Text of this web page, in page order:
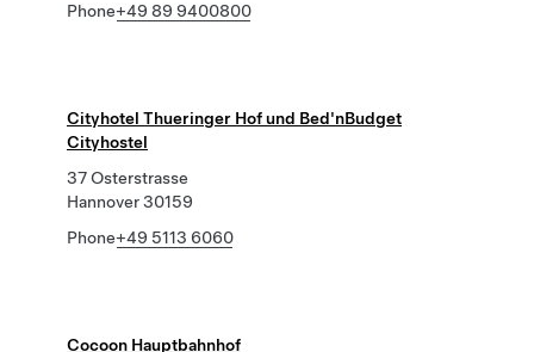
Phone+49 89 9400800
Cityhotel Thueringer Hof und Bed'nBudget
Cityhostel
37 Osterstrasse
Hannover 30159
Phone+49 5113 6060
Cocoon Hauptbahnhof